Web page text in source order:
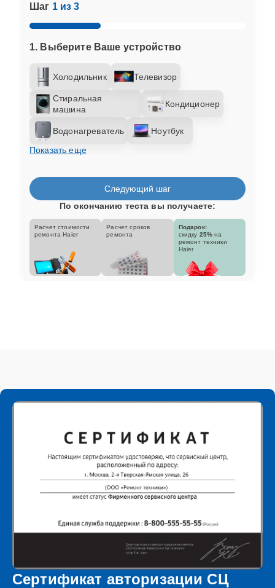
Шаг 1 из 3
1. Выберите Ваше устройство
Холодильник Телевизор
Стиральная
машина
Кондиционер
Водонагреватель
Ноутбук
Показать еще
Следующий шаг
По окончанию теста вы получаете:
Расчет стоимости
ремонта Haier
Расчет сроков
ремонта
Подарок:
скидку 25% на
ремонт техники
Haier
Сертификат авторизации СЦ